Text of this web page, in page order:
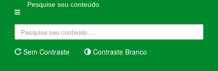
Pesquise seu conteúdo
Sem Contraste Contraste Branco